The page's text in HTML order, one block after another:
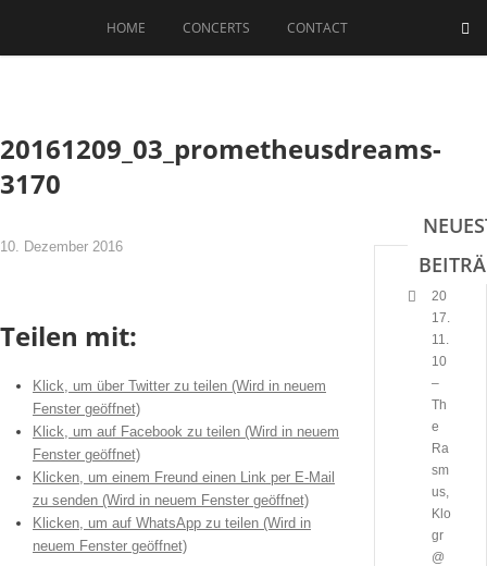
content
HOME CONCERTS CONTACT
20161209_03_prometheusdreams-
3170
10. Dezember 2016
Teilen mit:
Klick, um über Twitter zu teilen (Wird in neuem
Fenster geöffnet)
Klick, um auf Facebook zu teilen (Wird in neuem
Fenster geöffnet)
Klicken, um einem Freund einen Link per E-Mail
zu senden (Wird in neuem Fenster geöffnet)
Klicken, um auf WhatsApp zu teilen (Wird in
neuem Fenster geöffnet)
20
17.
11.
10
–
Th
e
Ra
sm
us,
Klo
gr
@